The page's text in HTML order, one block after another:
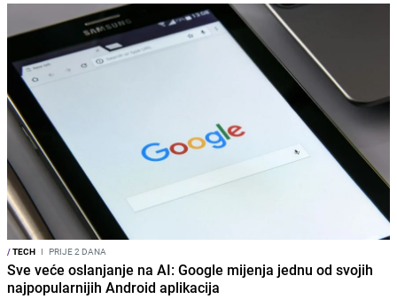
/TECH I PRIJE 2 DANA
Sve veće oslanjanje na AI: Google mijenja jednu od svojih
najpopularnijih Android aplikacija